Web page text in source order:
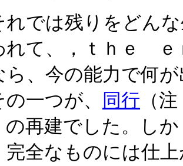
では残りをどんな
れて、，ｔｈｅ ｅ
ら、今の能力で何
一つが、
同行 （
の再建でした。し
完全なものには仕